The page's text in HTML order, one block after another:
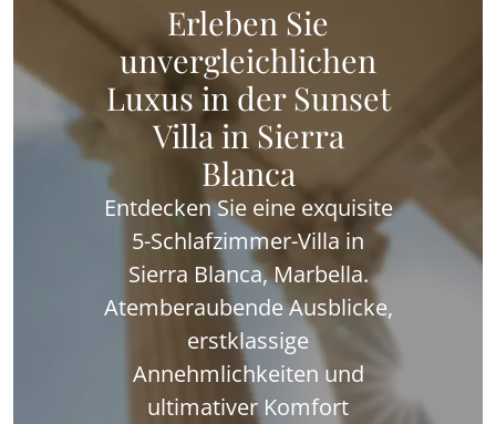
Erleben Sie
unvergleichlichen
Luxus in der Sunset
Villa in Sierra
Blanca
Entdecken Sie eine exquisite
5-Schlafzimmer-Villa in
Sierra Blanca, Marbella.
Atemberaubende Ausblicke,
erstklassige
Annehmlichkeiten und
ultimativer Komfort